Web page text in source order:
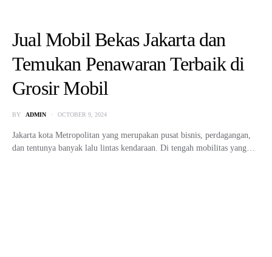
Jual Mobil Bekas Jakarta dan
Temukan Penawaran Terbaik di
Grosir Mobil
BY ADMIN OCTOBER 9, 2024
Jakarta kota Metropolitan yang merupakan pusat bisnis, perdagangan,
dan tentunya banyak lalu lintas kendaraan. Di tengah mobilitas yang…